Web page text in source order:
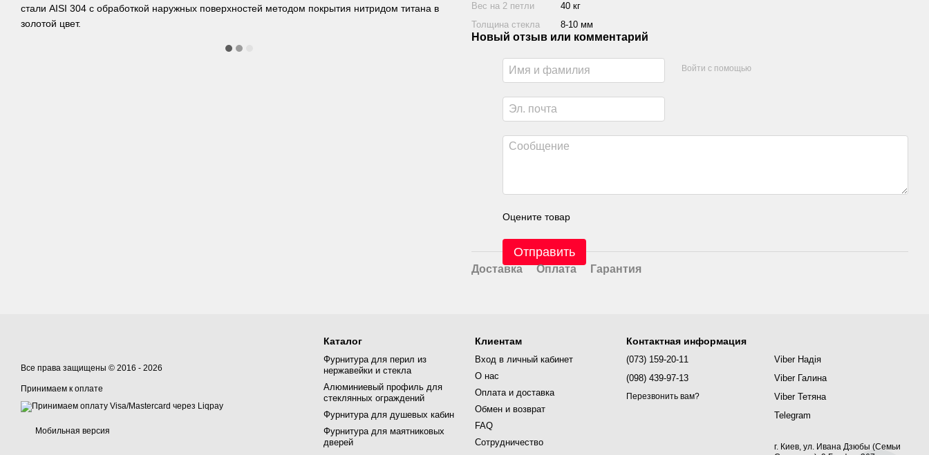
стали AISI 304 с обработкой наружных поверхностей методом покрытия нитридом титана в
золотой цвет.
Вес на 2 петли
40 кг
Толщина стекла
8-10 мм
Новый отзыв или комментарий
Войти с помощью
Оцените товар
Отправить
Доставка Оплата Гарантия
Все права защищены © 2016 - 2026
Принимаем к оплате
Мобильная версия
Каталог
Фурнитура для перил из
нержавейки и стекла
Алюминиевый профиль для
стеклянных ограждений
Фурнитура для душевых кабин
Фурнитура для маятниковых
дверей
Клиентам
Вход в личный кабинет
О нас
Оплата и доставка
Обмен и возврат
FAQ
Сотрудничество
Контактная информация
(073) 159-20-11
(098) 439-97-13
Перезвонить вам?
Viber Надія
Viber Галина
Viber Тетяна
Telegram
г. Киев, ул. Ивана Дзюбы (Семьи